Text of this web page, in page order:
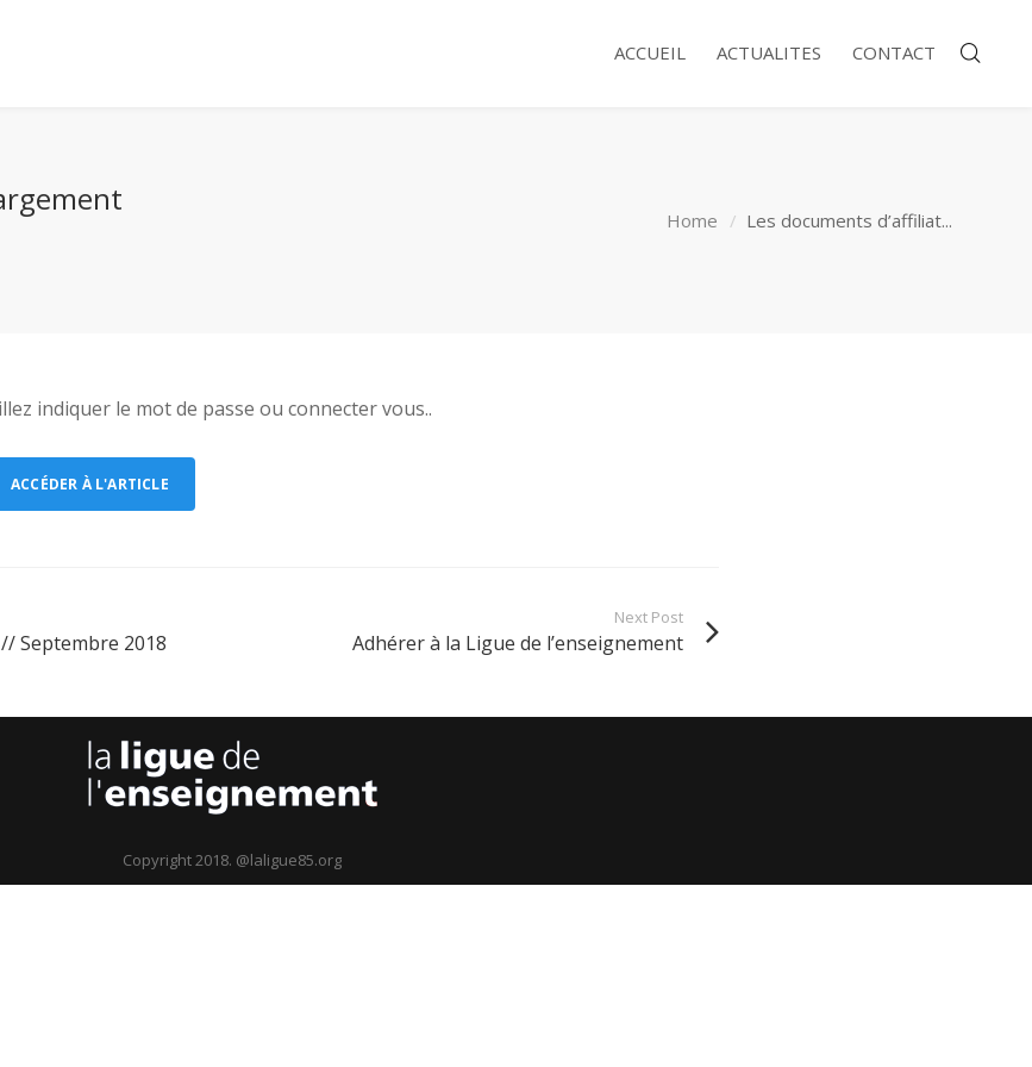
ACCUEIL ACTUALITES CONTACT
Home Les documents d’affiliat...
indiquer le mot de passe ou connecter vous..
Septembre 2018
Next Post
Adhérer à la Ligue de l’enseignement
Copyright 2018. @laligue85.org